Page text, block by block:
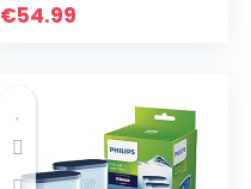
€54.99